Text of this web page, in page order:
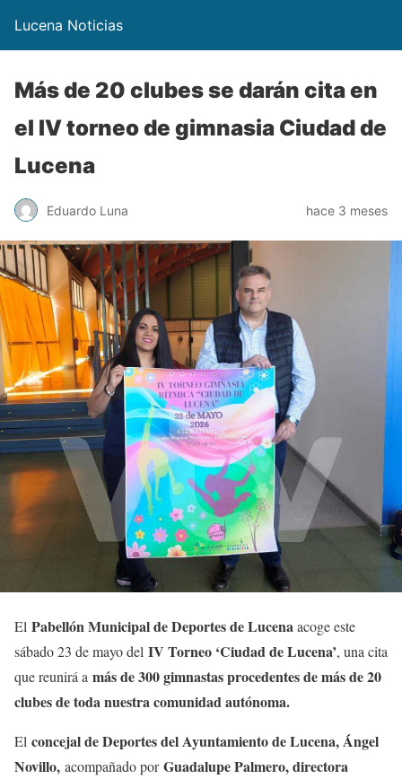
Lucena Noticias
Más de 20 clubes se darán cita en
el IV torneo de gimnasia Ciudad de
Lucena
Eduardo Luna hace 3 meses
El Pabellón Municipal de Deportes de Lucenaacoge este
sábado 23 de mayo del IV Torneo ‘Ciudad de Lucena’, una cita
que reunirá a más de 300 gimnastas procedentes de más de 20
clubes de toda nuestra comunidad autónoma.
El concejal de Deportes del Ayuntamiento de Lucena, Ángel
Novillo, acompañado porGuadalupe Palmero, directora